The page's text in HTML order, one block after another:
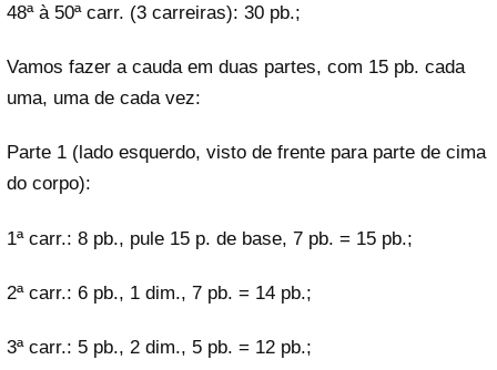
48ª à 50ª carr. (3 carreiras): 30 pb.;
Vamos fazer a cauda em duas partes, com 15 pb. cada
uma, uma de cada vez:
Parte 1 (lado esquerdo, visto de frente para parte de cima
do corpo):
1ª carr.: 8 pb., pule 15 p. de base, 7 pb. = 15 pb.;
2ª carr.: 6 pb., 1 dim., 7 pb. = 14 pb.;
3ª carr.: 5 pb., 2 dim., 5 pb. = 12 pb.;